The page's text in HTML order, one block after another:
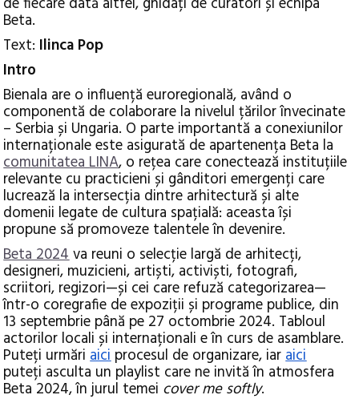
Beta.
Text: Ilinca Pop
Intro
Bienala are o influență euroregională, având o
componentă de colaborare la nivelul țărilor învecinate
– Serbia și Ungaria. O parte importantă a conexiunilor
internaționale este asigurată de apartenența Beta la
comunitateaLINA, o rețea care conectează instituțiile
relevante cu practicieni și gânditori emergenți care
lucrează la intersecția dintre arhitectură și alte
domenii legate de cultura spațială: aceasta își
propune să promoveze talentele în devenire.
Beta 2024va reuni o selecție largă de arhitecți,
designeri, muzicieni, artiști, activiști, fotografi,
scriitori, regizori—și cei care refuză categorizarea—
într-o coregrafie de expoziții și programe publice, din
13 septembrie până pe 27 octombrie 2024. Tabloul
actorilor locali și internaționali e în curs de asamblare.
Puteți urmăriaiciprocesul de organizare, iaraici
puteți asculta un playlist care ne invită în atmosfera
Beta 2024, în jurul temei cover me softly.